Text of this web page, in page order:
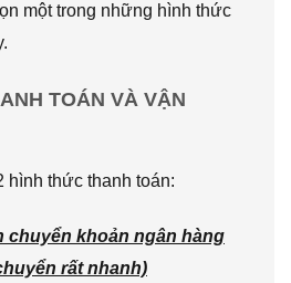
một trong những hình thức
TOÁN VÀ VẬN
hình thức thanh toán:
chuyển khoản ngân hàng
rất nhanh)